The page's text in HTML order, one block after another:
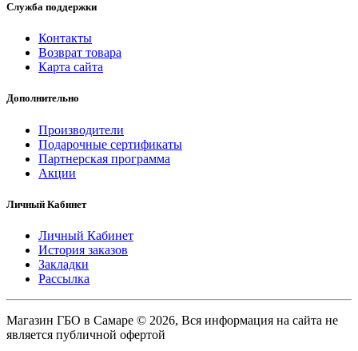
Служба поддержки
Контакты
Возврат товара
Карта сайта
Дополнительно
Производители
Подарочные сертификаты
Партнерская программа
Акции
Личный Кабинет
Личный Кабинет
История заказов
Закладки
Рассылка
Магазин ГБО в Самаре © 2026, Вся информация на сайта не
является публичной офертой